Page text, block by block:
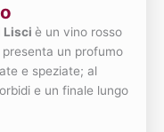
Lisci è un vino rosso
un profumo
e speziate; al
e un finale lungo